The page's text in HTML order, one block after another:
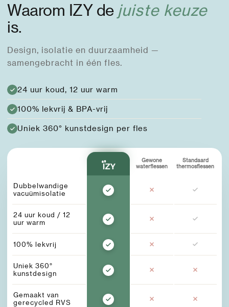
Waarom IZY de juiste keuze
is.
Design, isolatie en duurzaamheid —
samengebracht in één fles.
24 uur koud, 12 uur warm
100% lekvrij & BPA-vrij
Uniek 360° kunstdesign per fles
Gewone
waterflessen
Standaard
thermosflessen
Dubbelwandige
vacuümisolatie
24 uur koud / 12
uur warm
100% lekvrij
Uniek 360°
kunstdesign
Gemaakt van
gerecycled RVS